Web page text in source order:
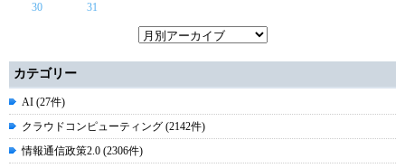
30
31
カテゴリー
AI (27件)
クラウドコンピューティング (2142件)
情報通信政策2.0 (2306件)